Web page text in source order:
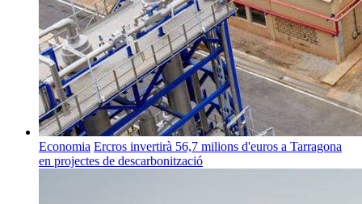
Economia Ercros invertirà 56,7 milions d'euros a Tarragona
en projectes de descarbonització